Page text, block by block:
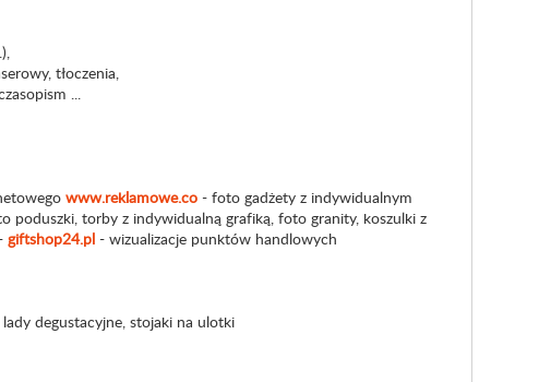
tłoczenia,
...
www.reklamowe.co - foto gadżety z indywidualnym
poduszki, torby z indywidualną grafiką, foto granity, koszulki z
giftshop24.pl - wizualizacje punktów handlowych
degustacyjne, stojaki na ulotki